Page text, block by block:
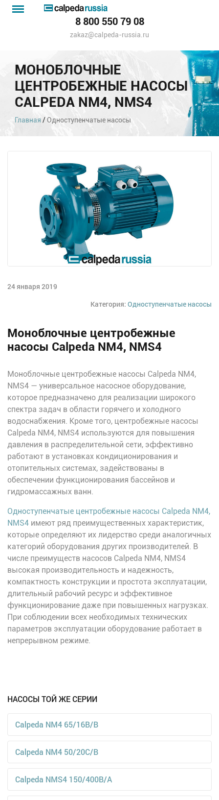
насосов
Menu
8 800 550 79 08
zakaz@calpeda-russia.ru
МОНОБЛОЧНЫЕ
ЦЕНТРОБЕЖНЫЕ НАСОСЫ
CALPEDA NM4, NMS4
Главная /Одноступенчатые насосы
24 января 2019
Категория: Одноступенчатые насосы
Моноблочные центробежные
насосы Calpeda NM4, NMS4
Моноблочные центробежные насосы Calpeda NM4,
NMS4 — универсальное насосное оборудование,
которое предназначено для реализации широкого
спектра задач в области горячего и холодного
водоснабжения. Кроме того, центробежные насосы
Calpeda NM4, NMS4 используются для повышения
давления в распределительной сети, эффективно
работают в установках кондиционирования и
отопительных системах, задействованы в
обеспечении функционирования бассейнов и
гидромассажных ванн.
Одноступенчатые центробежные насосы Calpeda NM4,
NMS4 имеют ряд преимущественных характеристик,
которые определяют их лидерство среди аналогичных
категорий оборудования других производителей. В
числе преимуществ насосов Calpeda NM4, NMS4
высокая производительность и надежность,
компактность конструкции и простота эксплуатации,
длительный рабочий ресурс и эффективное
функционирование даже при повышенных нагрузках.
При соблюдении всех необходимых технических
параметров эксплуатации оборудование работает в
непрерывном режиме.
НАСОСЫ ТОЙ ЖЕ СЕРИИ
Calpeda NM4 65/16B/B
Calpeda NM4 50/20C/B
Calpeda NMS4 150/400B/A